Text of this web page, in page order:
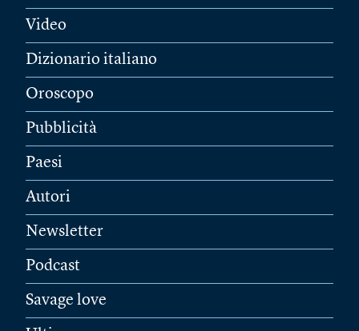
Video
Dizionario italiano
Oroscopo
Pubblicità
Paesi
Autori
Newsletter
Podcast
Savage love